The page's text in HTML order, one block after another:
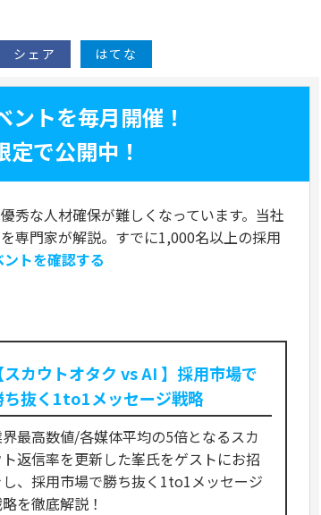
シェア はてな
トを毎月開催！
で公開中！
秀な人材確保が難しくなっています。当社
専門家が解説。すでに1,000名以上の採用
トを確認する
【スカウトオタク vs AI 】採用市場で
ち抜く1to1メッセージ戦略
最高数値/各媒体平均の5倍となるスカ
ト返信率を更新した峯氏をゲストにお招
し、採用市場で勝ち抜く1to1メッセージ
を徹底解説！